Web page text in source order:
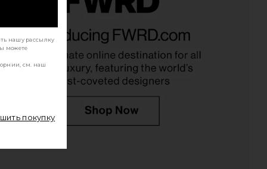
Of Gold Tank in Metallic
Gold
MORE TO COME Dione Strapless Mini
Dress in Ivory & Black Dot
MORE TO COME
$88
нашу рассылку
можете
см. наш
покупку